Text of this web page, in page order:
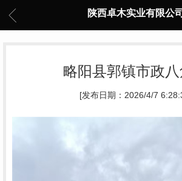
陕西卓木实业有限公司
略阳县郭镇市政
[发布日期：2026/4/7